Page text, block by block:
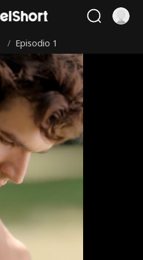
/ Episodio 1